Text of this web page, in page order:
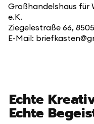
Großhandelshaus für
e.K.
Ziegelestraße 66,
E-Mail:
Echte
Echte